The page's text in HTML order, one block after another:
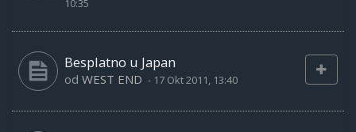
10:35
Besplatno u Japan
od WEST END - 17 Okt 2011, 13:40